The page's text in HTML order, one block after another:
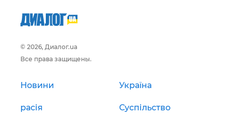
© 2026, Диалог.ua
Все права защищены.
Новини Україна
расія Суспільство